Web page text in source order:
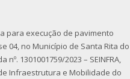
para execução de pavimento
04, no Município de Santa Rita do
1301001759/2023 – SEINFRA,
Infraestrutura e Mobilidade do